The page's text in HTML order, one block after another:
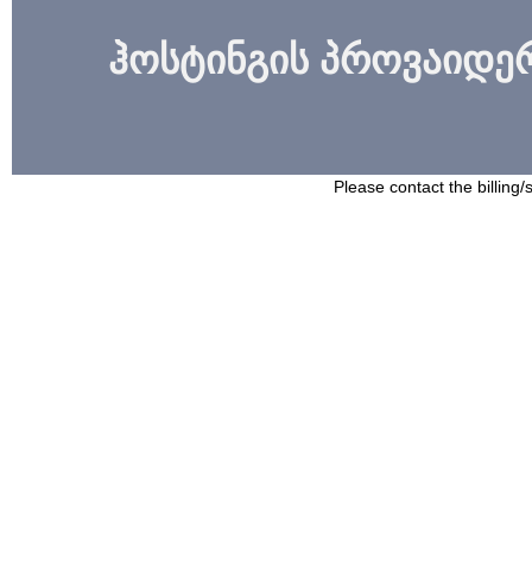
ჰოსტინგის
Please contact the